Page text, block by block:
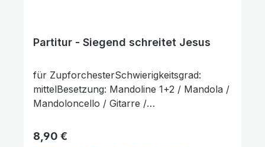
Partitur - Siegend schreitet Jesus
für ZupforchesterSchwierigkeitsgrad:
mittelBesetzung: Mandoline 1+2 / Mandola /
Mandoloncello / Gitarre /
Stimmenauszüge, Stimmenauszüge dürfen
Regulärer Preis:
8,90 €